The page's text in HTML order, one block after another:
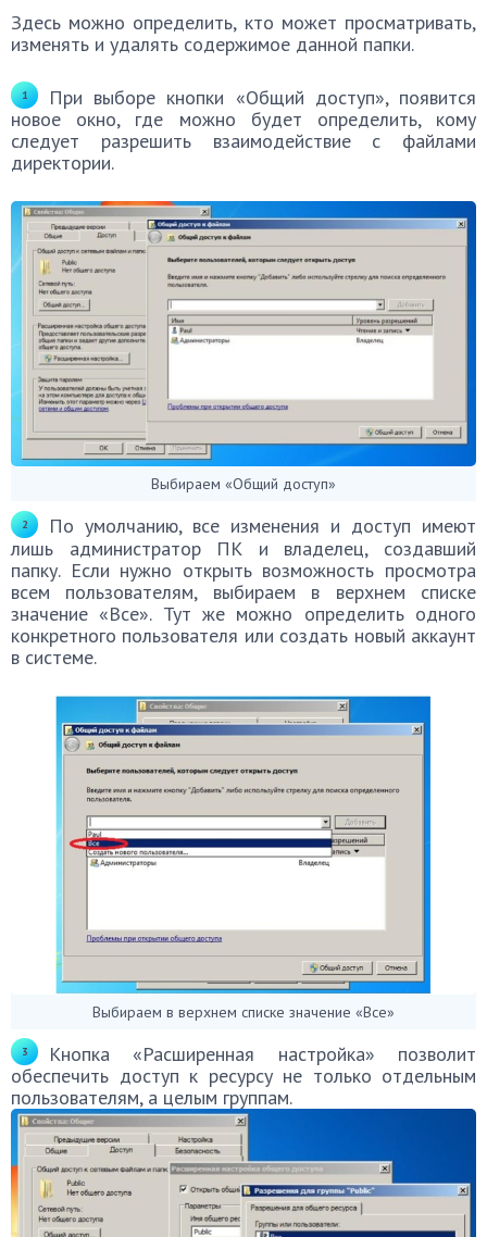
Здесь можно определить, кто может просматривать,
изменять и удалять содержимое данной папки.
При выборе кнопки «Общий доступ», появится
новое окно, где можно будет определить, кому
следует разрешить взаимодействие с файлами
директории.
Выбираем «Общий доступ»
По умолчанию, все изменения и доступ имеют
лишь администратор ПК и владелец, создавший
папку. Если нужно открыть возможность просмотра
всем пользователям, выбираем в верхнем списке
значение «Все». Тут же можно определить одного
конкретного пользователя или создать новый аккаунт
в системе.
Выбираем в верхнем списке значение «Все»
Кнопка «Расширенная настройка» позволит
обеспечить доступ к ресурсу не только отдельным
пользователям, а целым группам.